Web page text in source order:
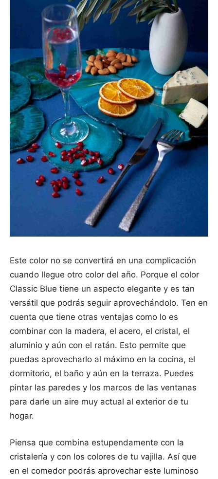
Este color no se convertirá en una complicación
cuando llegue otro color del año. Porque el color
Classic Blue tiene un aspecto elegante y es tan
versátil que podrás seguir aprovechándolo. Ten en
cuenta que tiene otras ventajas como lo es
combinar con la madera, el acero, el cristal, el
aluminio y aún con el ratán. Esto permite que
puedas aprovecharlo al máximo en la cocina, el
dormitorio, el baño y aún en la terraza. Puedes
pintar las paredes y los marcos de las ventanas
para darle un aire muy actual al exterior de tu
hogar.
Piensa que combina estupendamente con la
cristalería y con los colores de tu vajilla. Así que
en el comedor podrás aprovechar este luminoso